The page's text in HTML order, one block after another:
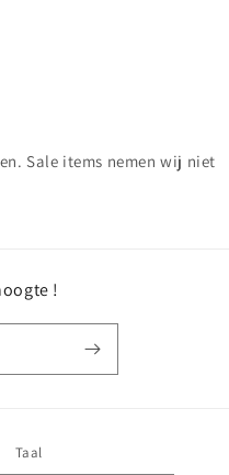
Sale items nemen wij niet
!
Taal